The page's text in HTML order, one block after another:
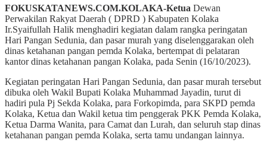
FOKUSKATANEWS.COM.KOLAKA-Ketua Dewan
Perwakilan Rakyat Daerah ( DPRD ) Kabupaten Kolaka
Ir.Syaifullah Halik menghadiri kegiatan dalam rangka peringatan
Hari Pangan Sedunia, dan pasar murah yang diselenggarakan oleh
dinas ketahanan pangan pemda Kolaka, bertempat di pelataran
kantor dinas ketahanan pangan Kolaka, pada Senin (16/10/2023).
Kegiatan peringatan Hari Pangan Sedunia, dan pasar murah tersebut
dibuka oleh Wakil Bupati Kolaka Muhammad Jayadin, turut di
hadiri pula Pj Sekda Kolaka, para Forkopimda, para SKPD pemda
Kolaka, Ketua dan Wakil ketua tim penggerak PKK Pemda Kolaka,
Ketua Darma Wanita, para Camat dan Lurah, dan seluruh stap dinas
ketahanan pangan pemda Kolaka, serta tamu undangan lainnya.